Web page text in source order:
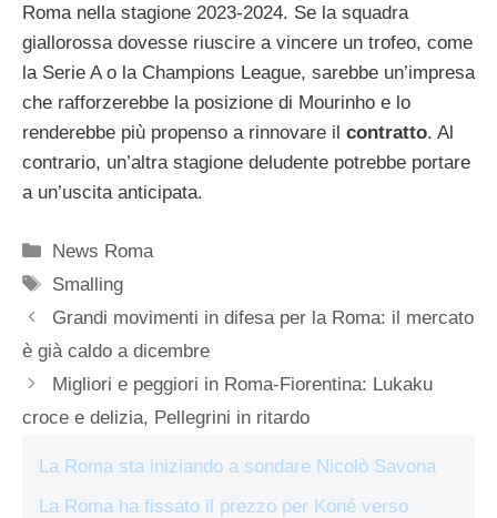
Roma nella stagione 2023-2024. Se la squadra
giallorossa dovesse riuscire a vincere un trofeo, come
la Serie A o la Champions League, sarebbe un’impresa
che rafforzerebbe la posizione di Mourinho e lo
renderebbe più propenso a rinnovare il contratto. Al
contrario, un’altra stagione deludente potrebbe portare
a un’uscita anticipata.
Categorie
News Roma
Tag
Smalling
Grandi movimenti in difesa per la Roma: il mercato
è già caldo a dicembre
Migliori e peggiori in Roma-Fiorentina: Lukaku
croce e delizia, Pellegrini in ritardo
La Roma sta iniziando a sondare Nicolò Savona
La Roma ha fissato il prezzo per Koné verso